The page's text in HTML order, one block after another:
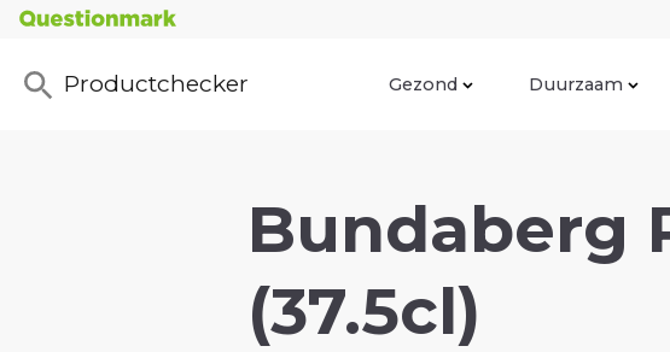
Productchecker Gezond Duurzaam
Bundaberg
(37.5cl)